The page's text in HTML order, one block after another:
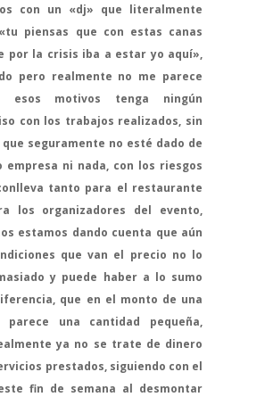
con un «dj» que literalmente
piensas que con estas canas
por la crisis iba a estar yo aquí»,
pero realmente no me parece
esos motivos tenga ningún
con los trabajos realizados, sin
seguramente no esté dado de
empresa ni nada, con los riesgos
tanto para el restaurante
los organizadores del evento,
estamos dando cuenta que aún
que van el precio no lo
y puede haber a lo sumo
que en el monto de una
parece una cantidad pequeña,
ya no se trate de dinero
prestados, siguiendo con el
fin de semana al desmontar